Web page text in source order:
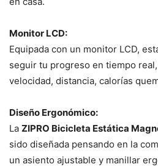
Monitor LCD:
Equipada con un monitor LCD,
seguir tu progreso en tiempo
velocidad, distancia, calorías
Diseño Ergonómico:
La ZIPRO Bicicleta Estática
sido diseñada pensando en la
un asiento ajustable y manillar